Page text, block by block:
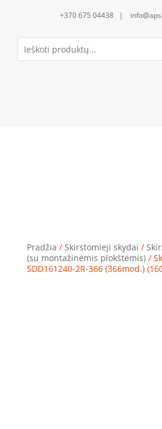
+370 675 04438 |
Pradžia / Skirstomieji skydai /
(su montažinėmis plokštėmis)/
SDD161240-2R-366 (366mod.)